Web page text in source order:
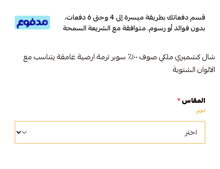
قسم دفعاتك بطريقة ميسرة إلى 4 وحتى 6 دفعات،
بدون فوائد أو رسوم. متوافقة مع الشريعة السمحة
شال كشميري ملكي صوف ١٠٠٪؜ سوبر ترمة ارضية غامقة يتناسب مع
الالوان الشتوية
المقاس*
اختر